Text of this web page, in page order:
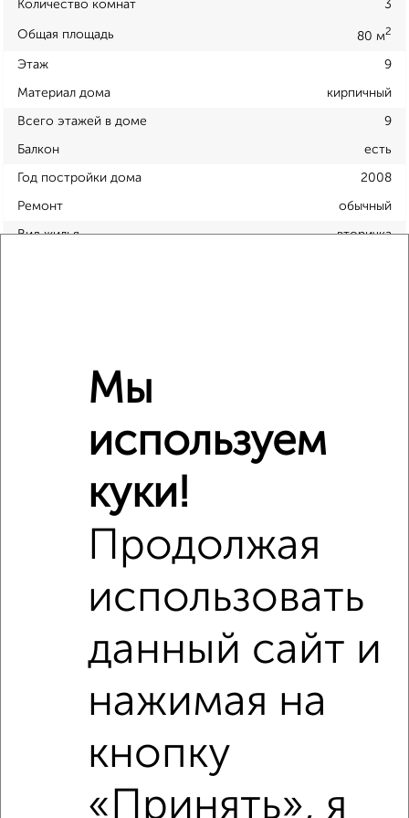
Количество комнат 3
Общая площадь 80 м2
Этаж 9
Материал дома кирпичный
Всего этажей в доме 9
Балкон есть
Год постройки дома 2008
Ремонт обычный
Вид жилья вторичка
Расположение, инфраструктура рядом
Поликлиники
Банкоматы
Фитнес
Торг. центры
Мы
используем
куки!
Продолжая
использовать
данный сайт и
нажимая на
кнопку
«Принять», я